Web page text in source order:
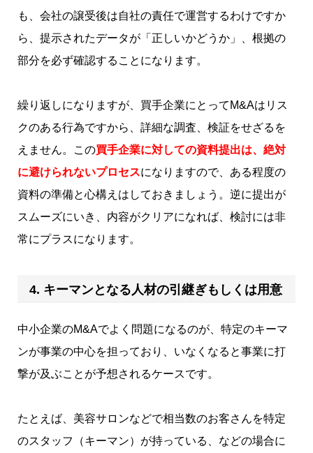
も、会社の譲受後は自社の責任で運営するわけですか
ら、提示されたデータが「正しいかどうか」、根拠の
部分を必ず確認することになります。
繰り返しになりますが、買手企業にとってM&Aはリス
クのある行為ですから、詳細な調査、検証をせざるを
えません。この買手企業に対しての資料提出は、絶対
に避けられないプロセスになりますので、ある程度の
資料の準備と心構えはしておきましょう。逆に提出が
スムーズにいき、内容がクリアになれば、検討には非
常にプラスになります。
4. キーマンとなる人材の引継ぎもしくは用意
中小企業のM&Aでよく問題になるのが、特定のキーマ
ンが事業の中心を担っており、いなくなると事業に打
撃が及ぶことが予想されるケースです。
たとえば、美容サロンなどで相当数のお客さんを特定
のスタッフ（キーマン）が持っている、などの場合に